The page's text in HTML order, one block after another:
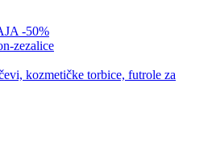
-50%
zezalice
kozmetičke torbice, futrole za